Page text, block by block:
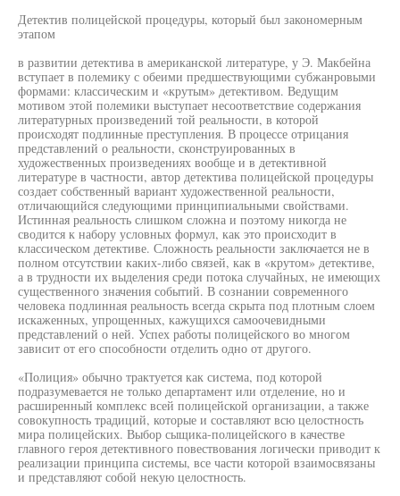
Детектив полицейской процедуры, который был закономерным
этапом
в развитии детектива в американской литературе, у Э. Макбейна
вступает в полемику с обеими предшествующими субжанровыми
формами: классическим и «крутым» детективом. Ведущим
мотивом этой полемики выступает несоответствие содержания
литературных произведений той реальности, в которой
происходят подлинные преступления. В процессе отрицания
представлений о реальности, сконструированных в
художественных произведениях вообще и в детективной
литературе в частности, автор детектива полицейской процедуры
создает собственный вариант художественной реальности,
отличающийся следующими принципиальными свойствами.
Истинная реальность слишком сложна и поэтому никогда не
сводится к набору условных формул, как это происходит в
классическом детективе. Сложность реальности заключается не в
полном отсутствии каких-либо связей, как в «крутом» детективе,
а в трудности их выделения среди потока случайных, не имеющих
существенного значения событий. В сознании современного
человека подлинная реальность всегда скрыта под плотным слоем
искаженных, упрощенных, кажущихся самоочевидными
представлений о ней. Успех работы полицейского во многом
зависит от его способности отделить одно от другого.
«Полиция» обычно трактуется как система, под которой
подразумевается не только департамент или отделение, но и
расширенный комплекс всей полицейской организации, а также
совокупность традиций, которые и составляют всю целостность
мира полицейских. Выбор сыщика-полицейского в качестве
главного героя детективного повествования логически приводит к
реализации принципа системы, все части которой взаимосвязаны
и представляют собой некую целостность.